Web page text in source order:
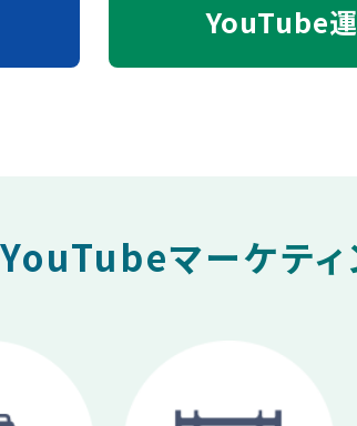
YouTube
マーケテ